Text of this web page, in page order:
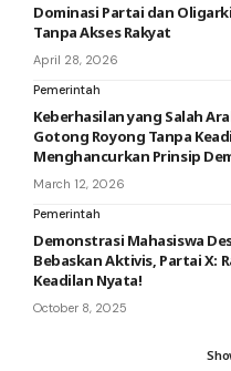
Dominasi Partai dan
Tanpa Akses Rakyat
April 28, 2026
Pemerintah
Keberhasilan yang Salah
Gotong Royong Tanpa
Menghancurkan Prinsip
March 12, 2026
Pemerintah
Demonstrasi Mahasiswa
Bebaskan Aktivis, Partai X:
Keadilan Nyata!
October 8, 2025